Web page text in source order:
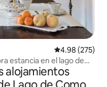
Calificación
4.98 (275)
estancia en el lago de
alojamientos